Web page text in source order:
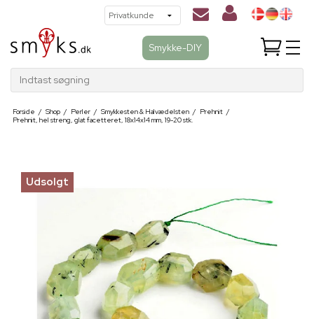
Smykke-DIY
Indtast søgning
Forside / Shop / Perler / Smykkesten & Halvædelsten / Prehnit /
Prehnit, hel streng, glat facetteret, 18x14x14 mm, 19-20 stk.
Udsolgt